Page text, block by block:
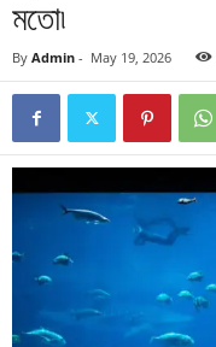
মতো৷
By Admin - May 19, 2026